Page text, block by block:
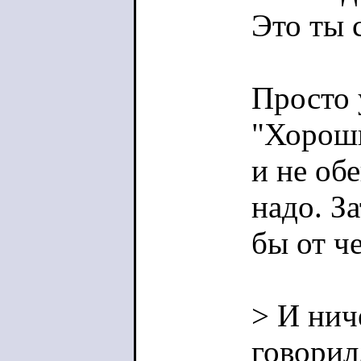
Это ты
Просто
и не
надо.
бы от
> И